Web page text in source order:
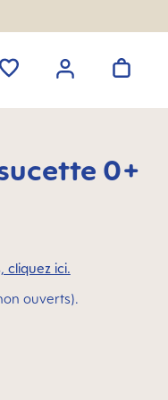
0+
cliquez ici.
ouverts).